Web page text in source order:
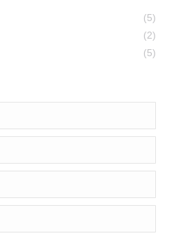
(5)
(2)
(5)